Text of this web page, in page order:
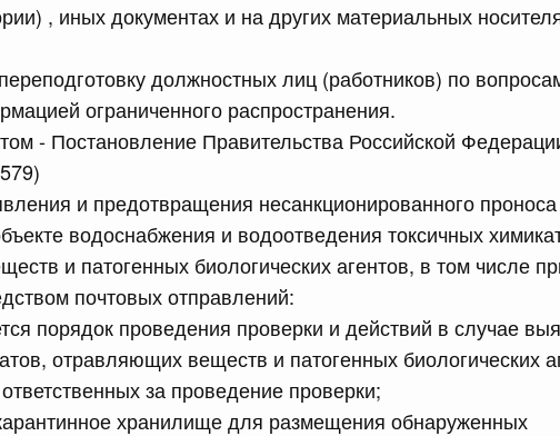
, иных документах и на других материальных
должностных лиц (работников) по
ограниченного распространения.
- Постановление Правительства Российской
и предотвращения несанкционированного
водоснабжения и водоотведения токсичных
и патогенных биологических агентов, в том числе
почтовых отправлений:
порядок проведения проверки и действий в случае
отравляющих веществ и патогенных биологических
за проведение проверки;
хранилище для размещения обнаруженных
Российской Федерации от 12 марта 2022 г.
Федерации от 10.07.2026 г. № 868
актов Правительства Российской Федерации
Федерации от 10.07.2026 г. № 871
оперативно-служебным транспортным средствам
для перевозки лиц, находящихся под стражей
Федерации от 10.07.2026 г. № 869